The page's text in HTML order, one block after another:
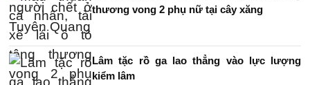
thương vong 2 phụ nữ tại cây xăng
Lâm tặc rồ ga lao thẳng vào lực lượng
kiểm lâm